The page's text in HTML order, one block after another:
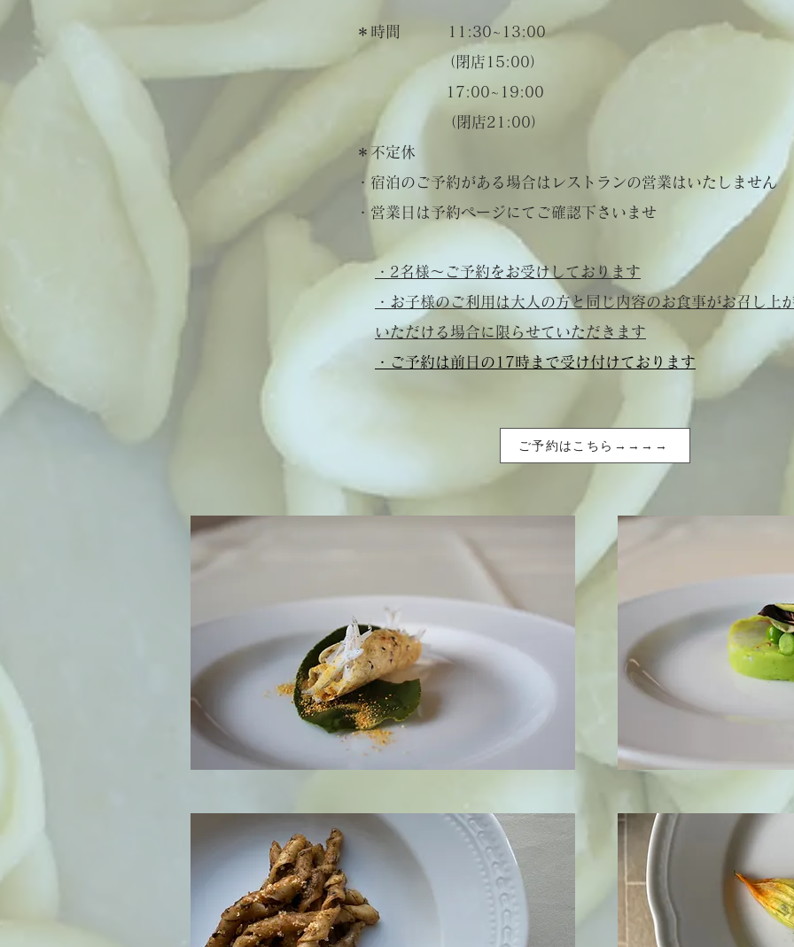
＊ 時間 11:30~13:00
（閉店15:00）
​ 17:00~19:00
（閉店21:00）
​＊不定休
・宿泊のご予約がある場合はレストランの営業はいたしません
​・営業日は予約ページにてご確認下さいませ
・ 2名様〜ご予約をお受けしております
・お子様のご利用は大人の方と同じ内容のお食事がお召し上
いただける場合に限らせていただきます
・ご予約は前日の17時まで受け付けております
ご予約はこちら→→→→